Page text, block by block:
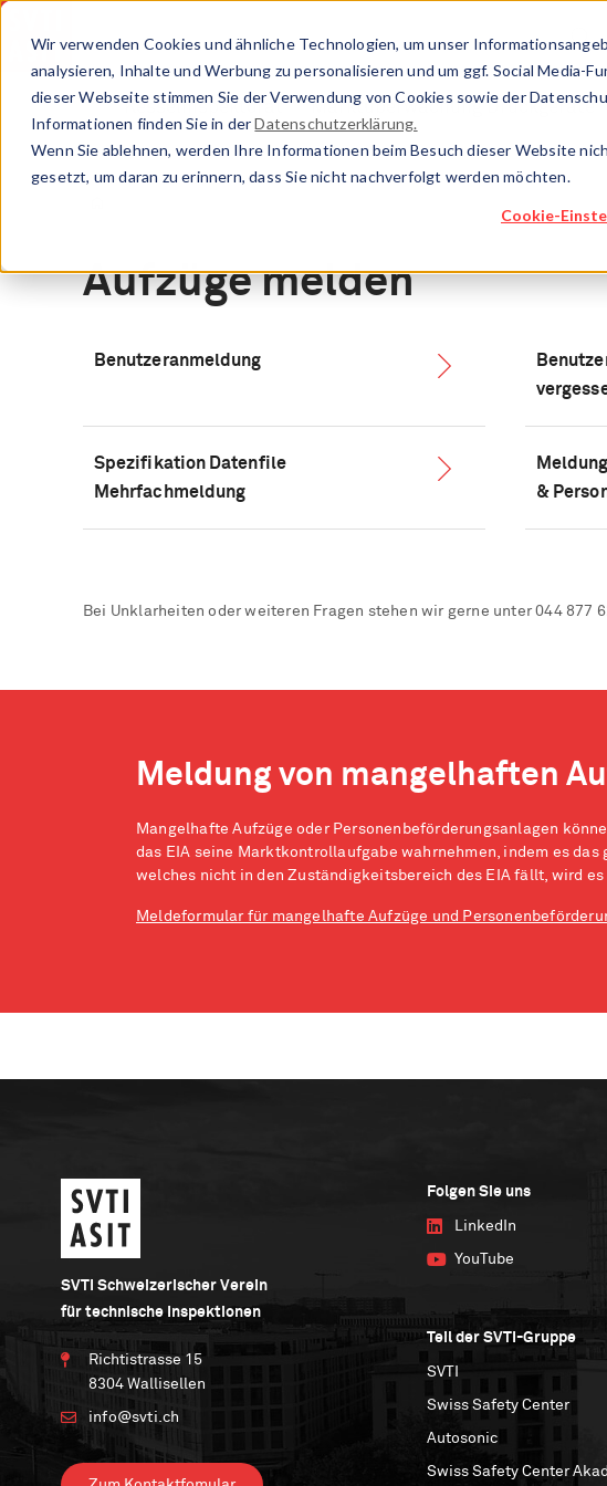
Wir verwenden Cookies und ähnliche Technologien, um unser
analysieren, Inhalte und Werbung zu personalisieren und um ggf. Social Media-
dieser Webseite stimmen Sie der Verwendung von Cookies sowie der
Informationen finden Sie in derDatenschutzerklärung.
Wenn Sie ablehnen, werden Ihre Informationen beim Besuch dieser Website
gesetzt, um daran zu erinnern, dass Sie nicht nachverfolgt werden möchten.
Cookie-
Direkt
Kesselinspektorat Marktüberwachung Druckgeräte
Aufzüge melden
Benutzeranmeldung
Spezifikation Datenfile
Mehrfachmeldung
&
Bei Unklarheiten oder weiteren Fragen stehen wir gerne unter 044 877
Meldung von mangelhaften
Mangelhafte Aufzüge oder Personenbeförderungsanlagen
das EIA seine Marktkontrollaufgabe wahrnehmen, indem es
welches nicht in den Zuständigkeitsbereich des EIA fällt, wird
Meldeformular für mangelhafte Aufzüge und
SVTI Schweizerischer Verein
für technische Inspektionen
Richtistrasse 15
8304 Wallisellen
info@svti.ch
Folgen Sie uns
LinkedIn
YouTube
Teil der SVTI-Gruppe
SVTI
Swiss Safety Center
Autosonic
Swiss Safety Center